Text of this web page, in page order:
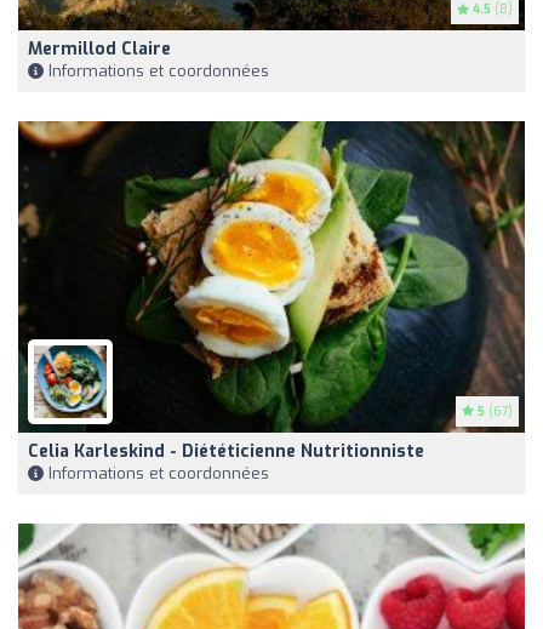
4.5 (8)
Mermillod Claire
Informations et coordonnées
5 (67)
Celia Karleskind - Diététicienne Nutritionniste
Informations et coordonnées